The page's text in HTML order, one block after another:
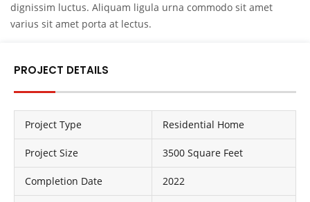
dignissim luctus. Aliquam ligula urna commodo sit amet
varius sit amet porta at lectus.
PROJECT DETAILS
Project Type Residential Home
Project Size 3500 Square Feet
Completion Date 2022